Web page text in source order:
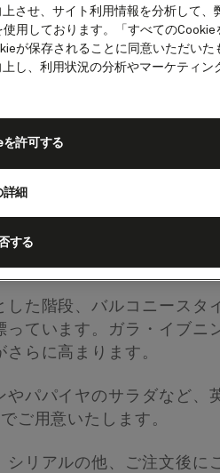
まざまなお料理をお楽し
た階段、バルコニースタ
ています。ガラ・イブニ
らに高まります。
パパイヤのサラダなど、
ご用意いたします。
リアルの他、ご注文後に
させ、サイト利用情報を分析して、
用しております。「すべてのCookie
が保存されることに同意いただいた
し、利用状況の分析やマーケティン
詳細
する
を許可する